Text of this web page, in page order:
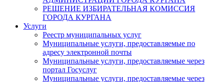
РЕШЕНИЕ ИЗБИРАТЕЛЬНАЯ КОМИССИЯ
ГОРОДА КУРГАНА
Услуги
Реестр муниципальных услуг
Муниципальные услуги, предоставляемые по
адресу электронной почты
Муниципальные услуги, предоставляемые через
портал Госуслуг
Муниципальные услуги, предоставляемые через